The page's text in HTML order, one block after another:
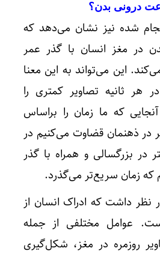
درونی بدن؟
شده نیز نشان می‌دهد که
در مغز انسان با گذر عمر
این می‌تواند به این معنا
هر ثانیه تصاویر کمتری را
که ما زمان را براساس
در ذهنمان قضاوت می‌کنیم در
در بزرگسالی و همراه با گذر
زمان سریع‌تر می‌گذرد.
نظر داشت که ادراک انسان از
عوامل مختلفی از جمله
روزمره در مغز، شکل‌گیری